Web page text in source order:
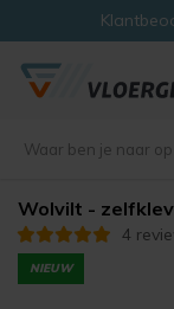
Wolvilt -
4
NIEUW